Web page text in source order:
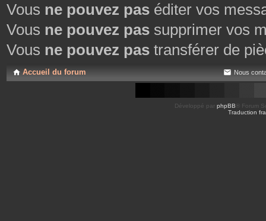
Vous ne pouvez pas éditer vos
Vous ne pouvez pas supprimer vos
Vous ne pouvez pas transférer de
Accueil du forum Nous
Développé par phpBB ® Forum
Traduction